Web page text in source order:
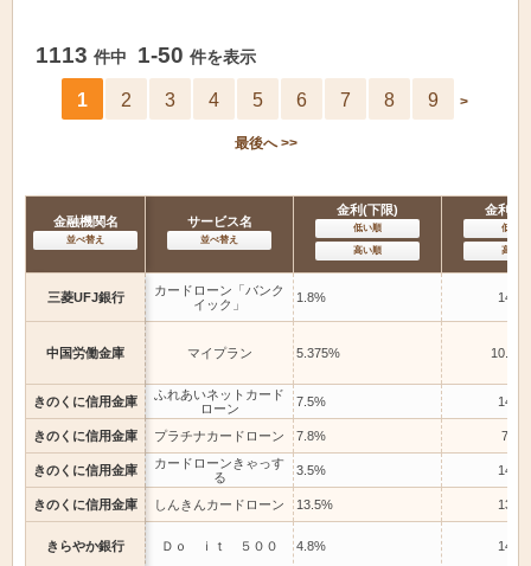
1113 件中 1-50 件を表示
1 2 3 4 5 6 7 8 9 >
最後へ >>
金融機関名
並べ替え
サービス名
並べ替え
金利(下限)
低い順
高い順
金利(上
低い順
高い順
三菱UFJ銀行
中国労働金庫
きのくに信用金庫
きのくに信用金庫
きのくに信用金庫
きのくに信用金庫
きらやか銀行
カードローン「バンク
イック」
1.8%
マイプラン 5.375%
ふれあいネットカード
ローン
7.5%
プラチナカードローン 7.8%
7.8%
カードローンきゃっす
る
3.5%
しんきんカードローン 13.5%
Ｄｏ ｉｔ ５００ 4.8%